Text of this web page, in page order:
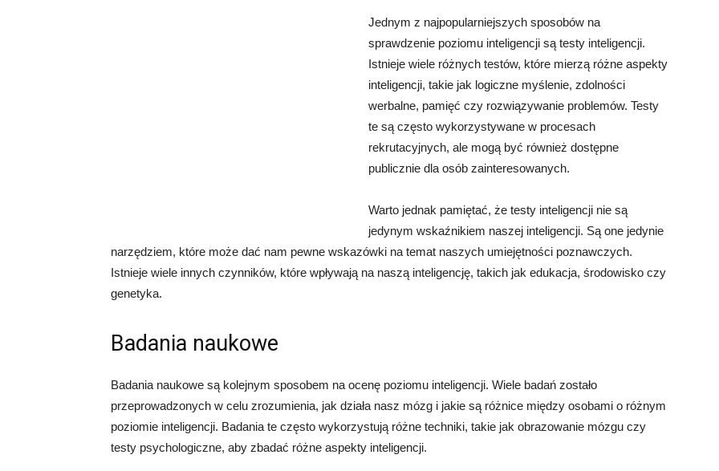
Jednym z najpopularniejszych sposobów na
sprawdzenie poziomu inteligencji są testy inteligencji.
Istnieje wiele różnych testów, które mierzą różne aspekty
inteligencji, takie jak logiczne myślenie, zdolności
werbalne, pamięć czy rozwiązywanie problemów. Testy
te są często wykorzystywane w procesach
rekrutacyjnych, ale mogą być również dostępne
publicznie dla osób zainteresowanych.
Warto jednak pamiętać, że testy inteligencji nie są
jedynym wskaźnikiem naszej inteligencji. Są one jedynie
narzędziem, które może dać nam pewne wskazówki na temat naszych umiejętności poznawczych.
Istnieje wiele innych czynników, które wpływają na naszą inteligencję, takich jak edukacja, środowisko czy
genetyka.
Badania naukowe
Badania naukowe są kolejnym sposobem na ocenę poziomu inteligencji. Wiele badań zostało
przeprowadzonych w celu zrozumienia, jak działa nasz mózg i jakie są różnice między osobami o różnym
poziomie inteligencji. Badania te często wykorzystują różne techniki, takie jak obrazowanie mózgu czy
testy psychologiczne, aby zbadać różne aspekty inteligencji.